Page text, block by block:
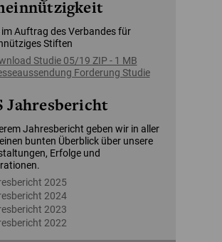
Auftrag des Verbandes für
Stiften
Studie 05/19 ZIP - 1 MB
Forderung Studie
Jahresbericht
Jahresbericht geben wir in aller
bunten Überblick über unsere
Erfolge und
2025
2024
2023
2022